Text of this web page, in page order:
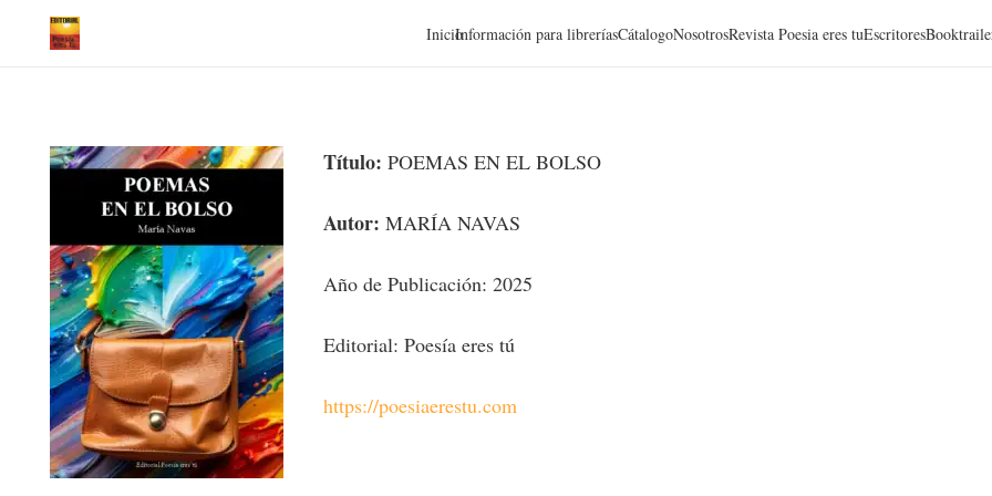
InicioInformación para libreríasCátalogoNosotrosRevista Poesia eres tuEscritores
Título: POEMAS EN EL BOLSO
Autor: MARÍA NAVAS
Año de Publicación: 2025
Editorial: Poesía eres tú
https://poesiaerestu.com